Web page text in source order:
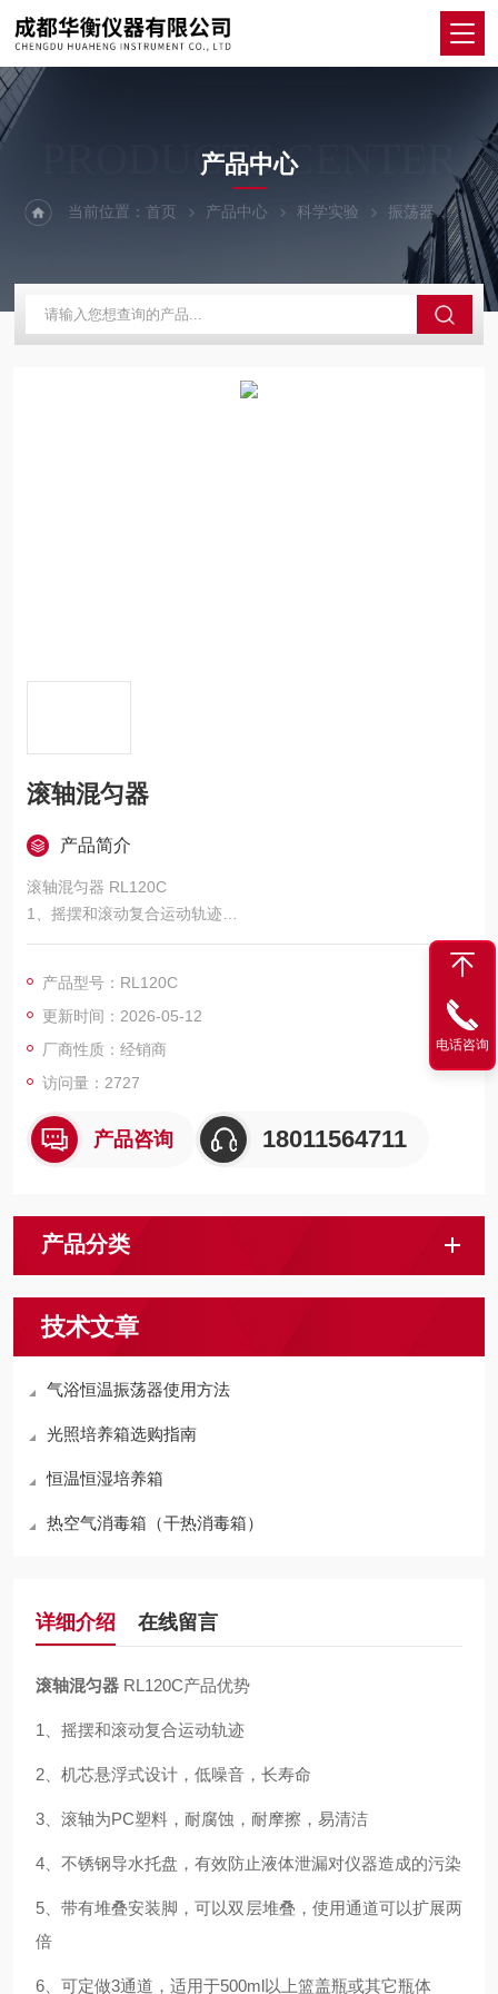
PRODUCTS CENTER
产品中心
当前位置：首页 产品中心 科学实验 振荡器
滚轴混匀器
产品简介
滚轴混匀器 RL120C
1、摇摆和滚动复合运动轨迹
2、机芯悬浮式设计，低噪音，长寿命
4、不锈钢导水托盘，有效防止液体泄漏对仪器造成的污染
5、带有堆叠安装脚，可以双层堆叠，使用通道可以扩展两倍
6、可定做3通道，适用于500ml以上篮盖瓶或其它瓶体
7、LED数字显示，速度，定时可数字设定，数字显示，便于时间
产品型号：RL120C
更新时间：2026-05-12
厂商性质：经销商
访问量：2727
产品咨询 18011564711
产品分类
技术文章
气浴恒温振荡器使用方法
光照培养箱选购指南
恒温恒湿培养箱
热空气消毒箱（干热消毒箱）
详细介绍 在线留言
滚轴混匀器 RL120C产品优势
1、 摇摆和滚动复合运动轨迹
2、 机芯悬浮式设计，低噪音，长寿命
3、 滚轴为PC塑料，耐腐蚀，耐摩擦，易清洁
4、 不锈钢导水托盘，有效防止液体泄漏对仪器造成的污染
5 、带有堆叠安装脚，可以双层堆叠，使用通道可以扩展两
倍
6 、可定做3通道，适用于500ml以上篮盖瓶或其它瓶体
电话咨询